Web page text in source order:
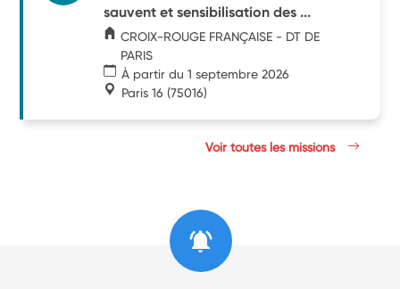
sauvent et sensibilisation des ...
CROIX-ROUGE FRANÇAISE - DT DE
PARIS
À partir du 1 septembre 2026
Paris 16 (75016)
Voir toutes les missions